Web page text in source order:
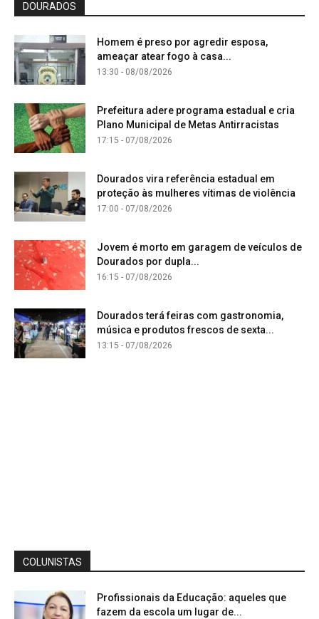
DOURADOS
Homem é preso por agredir esposa,
ameaçar atear fogo à casa...
13:30 - 08/08/2026
Prefeitura adere programa estadual e cria
Plano Municipal de Metas Antirracistas
17:15 - 07/08/2026
Dourados vira referência estadual em
proteção às mulheres vítimas de violência
17:00 - 07/08/2026
Jovem é morto em garagem de veículos de
Dourados por dupla...
16:15 - 07/08/2026
Dourados terá feiras com gastronomia,
música e produtos frescos de sexta...
13:15 - 07/08/2026
COLUNISTAS
Profissionais da Educação: aqueles que
fazem da escola um lugar de...